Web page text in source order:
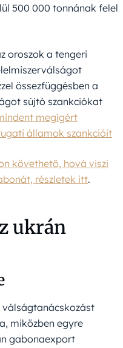
500 000 tonnának felel
oroszok a tengeri
össezfüggésben a
sújtó szankciókat
megígért
államok szankcióit
követhető, hová viszi
részletek itt.
ukrán
válságtanácskozást
miközben egyre
gabonaexport